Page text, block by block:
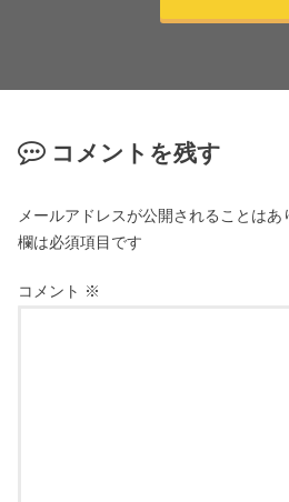
コメントを残す
メールアドレスが公開されることはあ
欄は必須項目です
コメント ※